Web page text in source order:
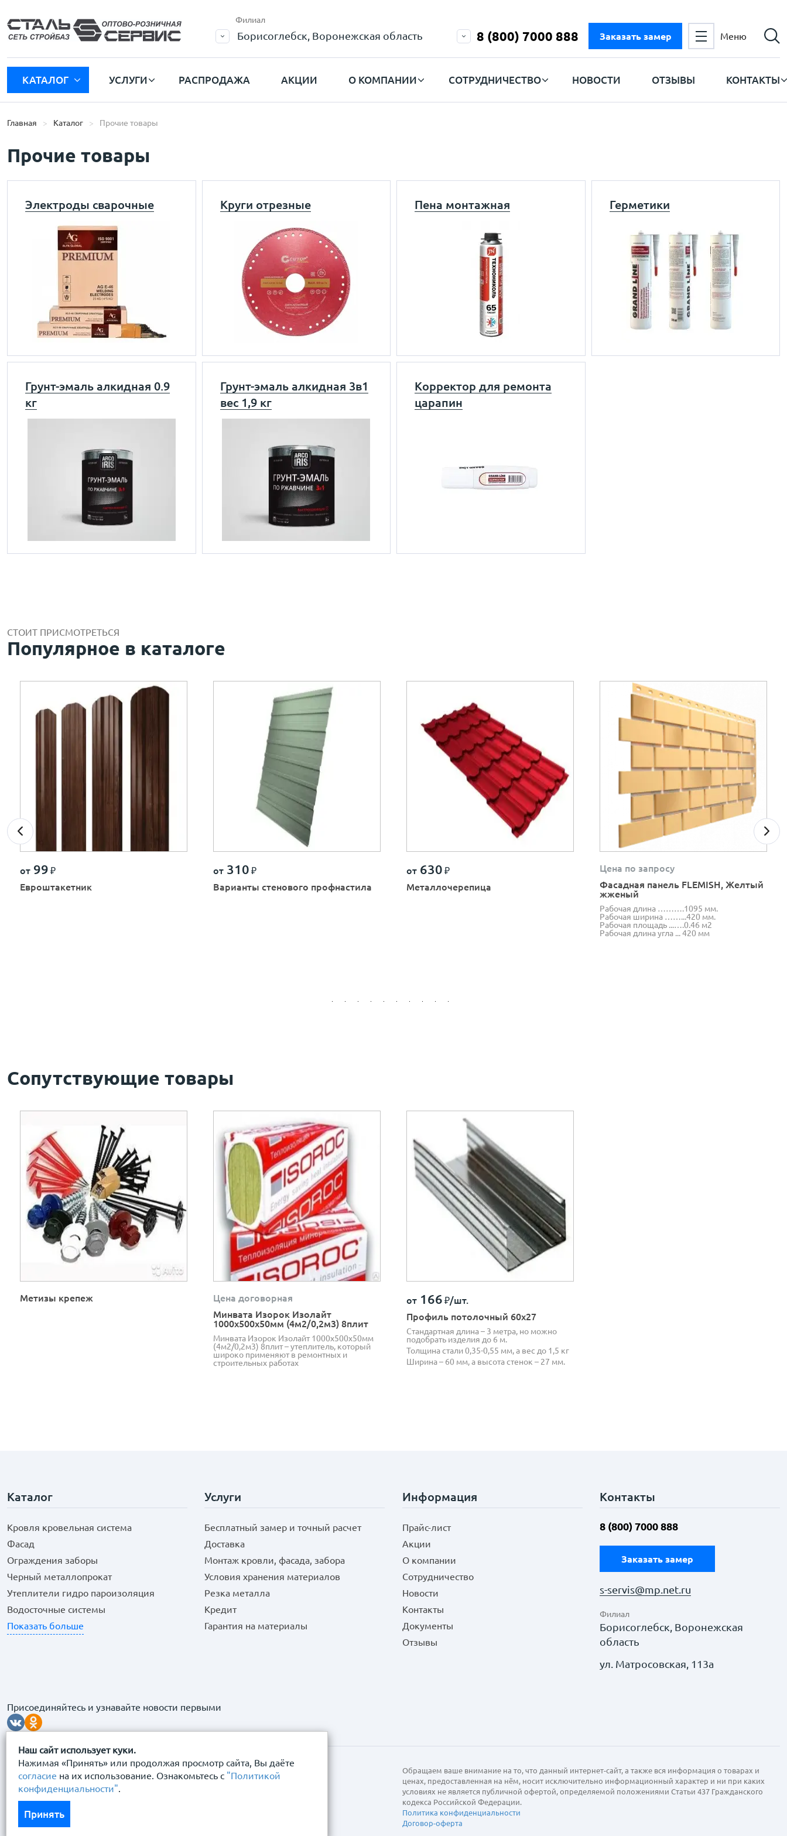
Наш сайт использует куки.
Нажимая «Принять» или продолжая просмотр сайта, Вы даёте
согласие на их использование. Ознакомьтесь с "Политикой
конфиденциальности".
Принять
Филиал
Борисоглебск, Воронежская область 8 (800) 7000 888 Заказать замер Меню
КАТАЛОГ УСЛУГИ РАСПРОДАЖА АКЦИИ О КОМПАНИИ СОТРУДНИЧЕСТВО НОВОСТИ ОТЗЫВЫ КОНТАКТЫ
Главная Каталог Прочие товары
Прочие товары
Электроды сварочные Круги отрезные Пена монтажная Герметики
Грунт-эмаль алкидная 0.9
кг
Грунт-эмаль алкидная 3в1
вес 1,9 кг
Корректор для ремонта
царапин
СТОИТ ПРИСМОТРЕТЬСЯ
Популярное в каталоге
от 99 ₽
Евроштакетник
от 310 ₽
Варианты стенового профнастила
от 630 ₽
Металлочерепица
Цена по запросу
Фасадная панель FLEMISH, Желтый
жженый
Рабочая длина ……….1095 мм.
Рабочая ширина ……...420 мм.
Рабочая площадь ...….0.46 м2
Рабочая длина угла ... 420 мм
Сопутствующие товары
Метизы крепеж
Цена договорная
Минвата Изорок Изолайт
1000х500х50мм (4м2/0,2м3) 8плит
Минвата Изорок Изолайт 1000х500х50мм
(4м2/0,2м3) 8плит – утеплитель, который
широко применяют в ремонтных и
строительных работах
от 166 ₽/шт.
Профиль потолочный 60х27
Стандартная длина – 3 метра, но можно
подобрать изделия до 6 м.
Толщина стали 0,35-0,55 мм, а вес до 1,5 кг
Ширина – 60 мм, а высота стенок – 27 мм.
Каталог
Кровля кровельная система
Фасад
Ограждения заборы
Черный металлопрокат
Утеплители гидро пароизоляция
Водосточные системы
Показать больше
Услуги
Бесплатный замер и точный расчет
Доставка
Монтаж кровли, фасада, забора
Условия хранения материалов
Резка металла
Кредит
Гарантия на материалы
Информация
Прайс-лист
Акции
О компании
Сотрудничество
Новости
Контакты
Документы
Отзывы
Контакты
8 (800) 7000 888
Заказать замер
s-servis@mp.net.ru
Филиал
Борисоглебск, Воронежская
область
ул. Матросовская, 113а
Присоединяйтесь и узнавайте новости первыми
© 2026 “Сталь Сервис" Все права защищены.
Обращаем ваше внимание на то, что данный интернет-сайт, а также вся информация о товарах и
ценах, предоставленная на нём, носит исключительно информационный характер и ни при каких
условиях не является публичной офертой, определяемой положениями Статьи 437 Гражданского
кодекса Российской Федерации.
Политика конфиденциальности
Договор-оферта